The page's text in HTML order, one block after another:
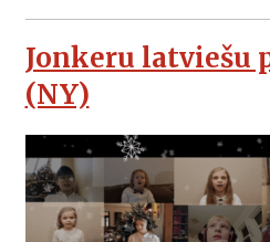
Jonkeru latviešu
(NY)